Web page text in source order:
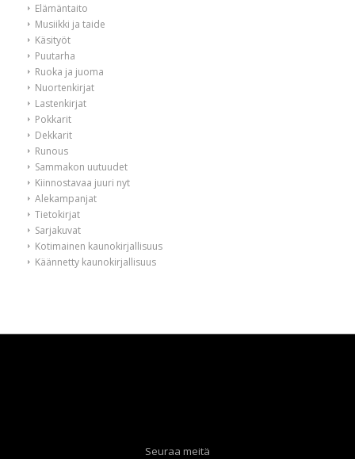
Elämäntaito
Musiikki ja taide
Käsityöt
Puutarha
Ruoka ja juoma
Nuortenkirjat
Lastenkirjat
Pokkarit
Dekkarit
Runous
Sammakon uutuudet
Kiinnostavaa juuri nyt
Alekampanjat
Tietokirjat
Sarjakuvat
Kotimainen kaunokirjallisuus
Käännetty kaunokirjallisuus
Seuraa meitä